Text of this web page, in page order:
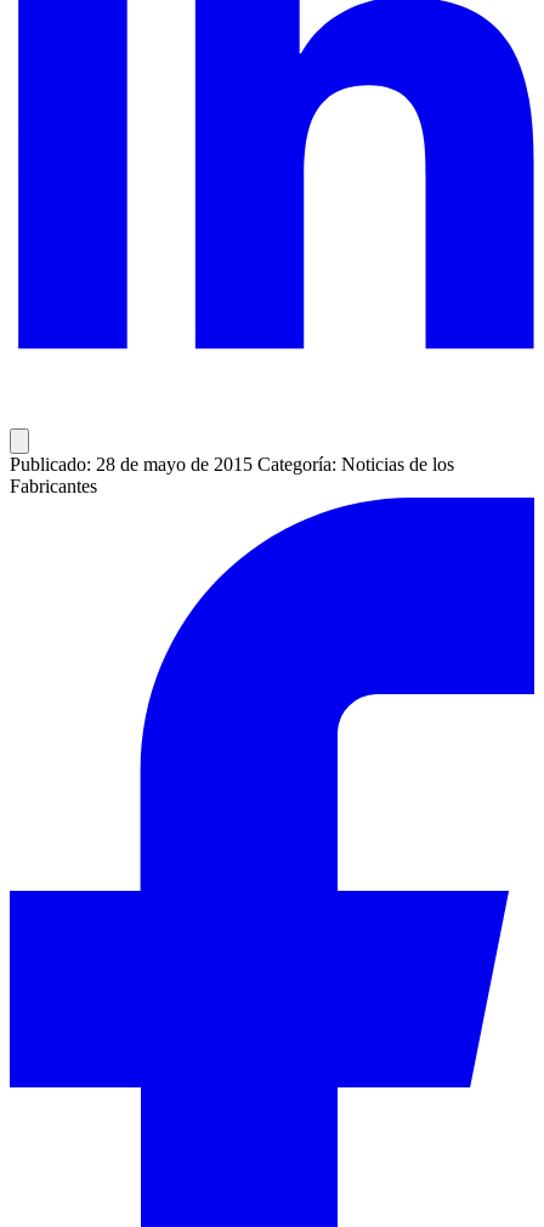
Publicado: 28 de mayo de 2015 Categoría: Noticias de los
Fabricantes